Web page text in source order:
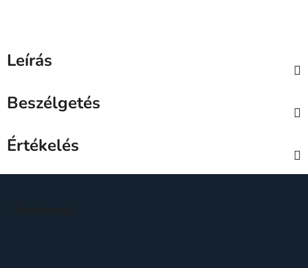
Leírás
Beszélgetés
Értékelés